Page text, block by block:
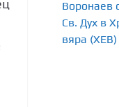
Воронаев
Св. Дух в
вяра (ХЕВ)